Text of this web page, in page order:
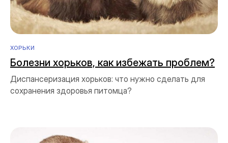
ХОРЬКИ
Болезни хорьков, как избежать проблем?
Диспансеризация хорьков: что нужно сделать для
сохранения здоровья питомца?